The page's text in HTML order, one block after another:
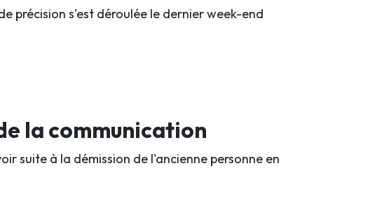
précision s'est déroulée le dernier week-end
la communication
suite à la démission de l'ancienne personne en